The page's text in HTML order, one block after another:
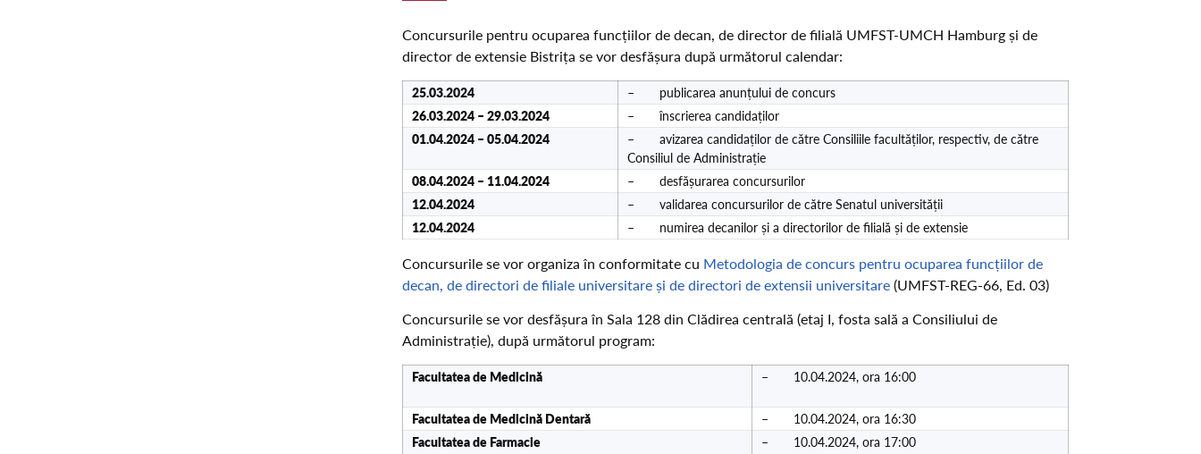
Concursurile pentru ocuparea funcțiilor de decan, de director de filială UMFST-UMCH Hamburg și de
director de extensie Bistrița se vor desfășura după următorul calendar:
25.03.2024
– publicarea anunțului de concurs
26.03.2024 – 29.03.2024
– înscrierea candidaților
01.04.2024 – 05.04.2024
– avizarea candidaților de către Consiliile facultăților, respectiv, de către
Consiliul de Administrație
08.04.2024 – 11.04.2024
– desfășurarea concursurilor
12.04.2024
– validarea concursurilor de către Senatul universității
12.04.2024
– numirea decanilor și a directorilor de filială și de extensie
Concursurile se vor organiza în conformitate cu Metodologia de concurs pentru ocuparea funcțiilor de
decan, de directori de filiale universitare și de directori de extensii universitare(UMFST-REG-66, Ed. 03)
Concursurile se vor desfășura în Sala 128 din Clădirea centrală (etaj I, fosta sală a Consiliului de
Administrație), după următorul program:
Facultatea de Medicină – 10.04.2024, ora 16:00
Facultatea de Medicină Dentară
– 10.04.2024, ora 16:30
Facultatea de Farmacie – 10.04.2024, ora 17:00